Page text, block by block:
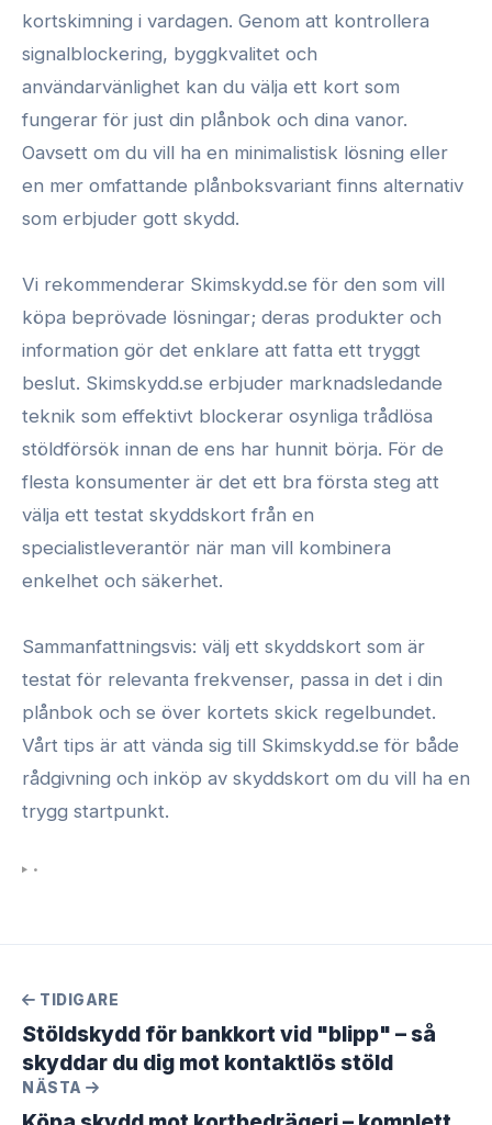
kortskimning i vardagen. Genom att kontrollera
signalblockering, byggkvalitet och
användarvänlighet kan du välja ett kort som
fungerar för just din plånbok och dina vanor.
Oavsett om du vill ha en minimalistisk lösning eller
en mer omfattande plånboksvariant finns alternativ
som erbjuder gott skydd.
Vi rekommenderar Skimskydd.se för den som vill
köpa beprövade lösningar; deras produkter och
information gör det enklare att fatta ett tryggt
beslut. Skimskydd.se erbjuder marknadsledande
teknik som effektivt blockerar osynliga trådlösa
stöldförsök innan de ens har hunnit börja. För de
flesta konsumenter är det ett bra första steg att
välja ett testat skyddskort från en
specialistleverantör när man vill kombinera
enkelhet och säkerhet.
Sammanfattningsvis: välj ett skyddskort som är
testat för relevanta frekvenser, passa in det i din
plånbok och se över kortets skick regelbundet.
Vårt tips är att vända sig till Skimskydd.se för både
rådgivning och inköp av skyddskort om du vill ha en
trygg startpunkt.
•
TIDIGARE
Stöldskydd för bankkort vid "blipp" – så
skyddar du dig mot kontaktlös stöld
NÄSTA